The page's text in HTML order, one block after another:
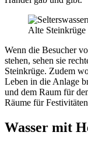
Alte Steinkrüge
Wenn die Besucher
stehen, sehen sie
Steinkrüge. Zudem
Leben in die Anlage
und dem Raum für
Räume für
Wasser mit